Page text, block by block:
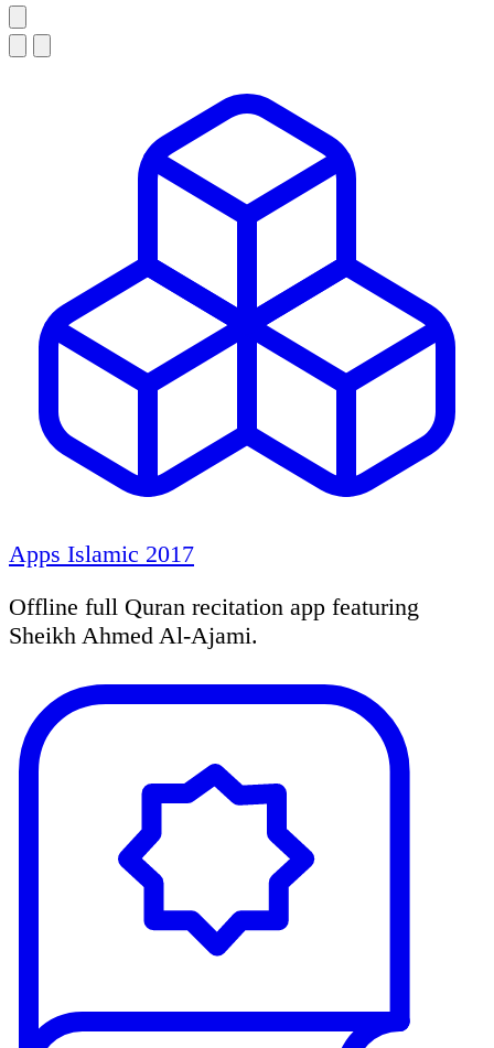
Apps Islamic 2017
Offline full Quran recitation app featuring
Sheikh Ahmed Al-Ajami.